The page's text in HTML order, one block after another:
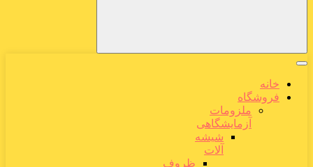
خانه
فروشگاه
ملزومات
آزمایشگاهی
شیشه
آلات
ظروف